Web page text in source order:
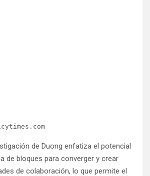
de Duong enfatiza el potencial
de bloques para converger y crear
de colaboración, lo que permite el